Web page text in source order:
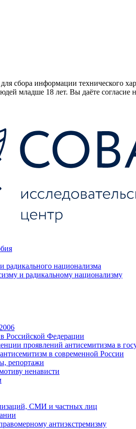
сбора информации технического
младше 18 лет. Вы даёте
радикального национализма
и радикальному национализму
Российской Федерации
проявлений антисемитизма в
в современной России
репортажи
ненависти
СМИ и частных лиц
антиэкстремизму